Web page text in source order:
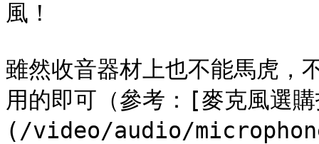
風！
雖然收音器材上也不能馬虎，
用的即可（參考：[麥克風選
(/video/audio/